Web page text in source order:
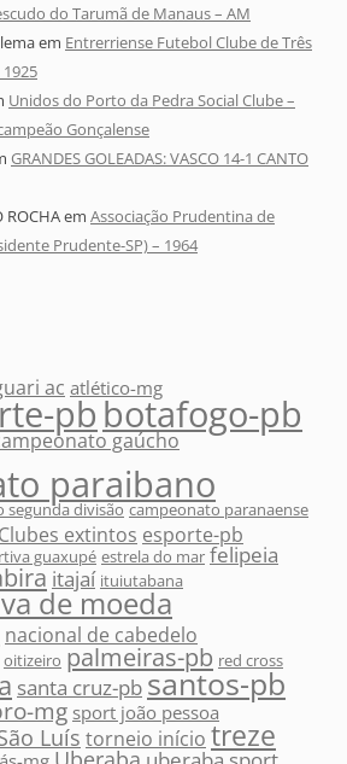
do Tarumã de Manaus – AM
em Entrerriense Futebol Clube de Três
1925
Unidos do Porto da Pedra Social Clube –
Gonçalense
GRANDES GOLEADAS: VASCO 14-1 CANTO
ROCHAem Associação Prudentina de
Prudente-SP) – 1964
ac atlético-mg
pbbotafogo-pb
gaúcho
paraibano
segunda divisão campeonato paranaense
Clubes extintos esporte-pb
guaxupé estrela do mar felipeia
itajaí ituiutabana
de moeda
nacional de cabedelo
oitizeiro palmeiras-pb red cross
santa cruz-pbsantos-pb
mg sport joão pessoa
Luís torneio início treze